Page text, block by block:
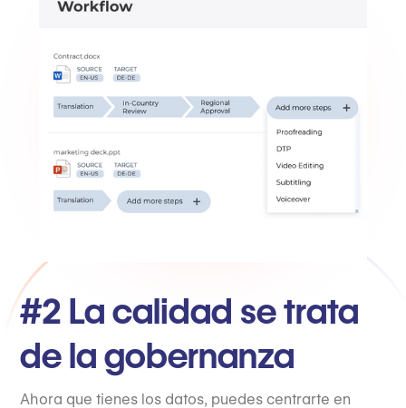
#2 La calidad se trata
de la gobernanza
Ahora que tienes los datos, puedes centrarte en